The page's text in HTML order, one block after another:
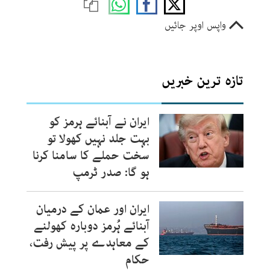
واپس اوپر جائیں
تازہ ترین خبریں
ایران نے آبنائے ہرمز کو
بہت جلد نہیں کھولا تو
سخت حملے کا سامنا کرنا
ہو گا: صدر ٹرمپ
ایران اور عمان کے درمیان
آبنائے ہُرمز دوبارہ کھولنے
کے معاہدے پر پیش رفت،
حکام